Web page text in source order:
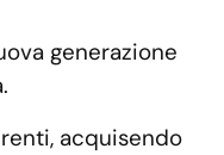
generazione
acquisendo